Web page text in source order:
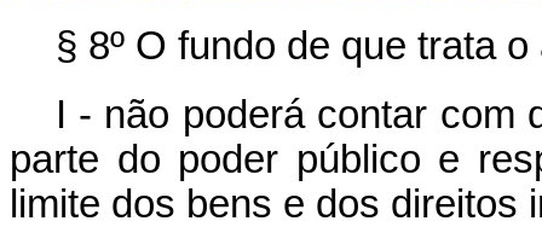
§ 8º O fundo de que trata
I - não poderá contar com
parte do poder público e
limite dos bens e dos